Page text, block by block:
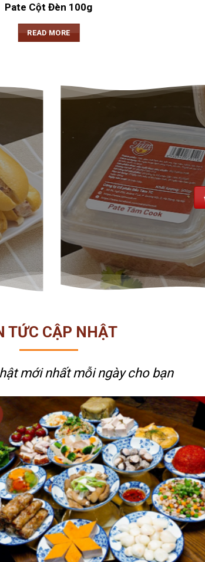
Pate Cột Đèn 100g
READ MORE
TỨC CẬP NHẬT
mới nhấtmỗi ngày cho bạn